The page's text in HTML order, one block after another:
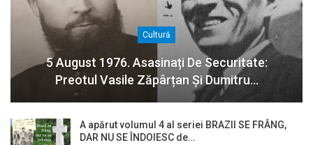
Cultură
5 August 1976. Asasinați De Securitate:
Preotul Vasile Zăpârțan Și Dumitru…
A apărut volumul 4 al seriei BRAZII SE FRÂNG,
DAR NU SE ÎNDOIESC de…